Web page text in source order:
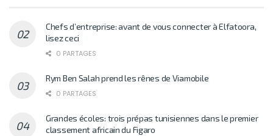
Chefs d’entreprise: avant de vous connecter à Elfatoora,
lisez ceci
0 PARTAGES
Rym Ben Salah prend les rênes de Viamobile
0 PARTAGES
Grandes écoles: trois prépas tunisiennes dans le premier
classement africain du Figaro